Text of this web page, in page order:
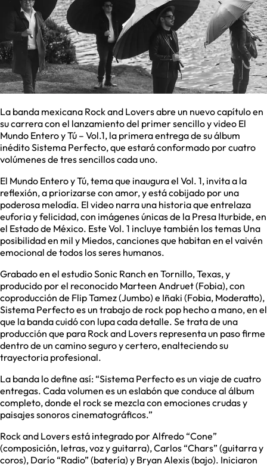
La banda mexicana Rock and Lovers abre un nuevo capítulo en
su carrera con el lanzamiento del primer sencillo y video El
Mundo Entero y Tú – Vol.1, la primera entrega de su álbum
inédito Sistema Perfecto, que estará conformado por cuatro
volúmenes de tres sencillos cada uno.
El Mundo Entero y Tú, tema que inaugura el Vol. 1, invita a la
reflexión, a priorizarse con amor, y está cobijado por una
poderosa melodía. El video narra una historia que entrelaza
euforia y felicidad, con imágenes únicas de la Presa Iturbide, en
el Estado de México. Este Vol. 1 incluye también los temas Una
posibilidad en mil y Miedos, canciones que habitan en el vaivén
emocional de todos los seres humanos.
Grabado en el estudio Sonic Ranch en Tornillo, Texas, y
producido por el reconocido Marteen Andruet (Fobia), con
coproducción de Flip Tamez (Jumbo) e Iñaki (Fobia, Moderatto),
Sistema Perfecto es un trabajo de rock pop hecho a mano, en el
que la banda cuidó con lupa cada detalle. Se trata de una
producción que para Rock and Lovers representa un paso firme
dentro de un camino seguro y certero, enalteciendo su
trayectoria profesional.
La banda lo define así: “Sistema Perfecto es un viaje de cuatro
entregas. Cada volumen es un eslabón que conduce al álbum
completo, donde el rock se mezcla con emociones crudas y
paisajes sonoros cinematográficos.”
Rock and Lovers está integrado por Alfredo “Cone”
(composición, letras, voz y guitarra), Carlos “Chars” (guitarra y
coros), Darío “Radio” (batería) y Bryan Alexis (bajo). Iniciaron